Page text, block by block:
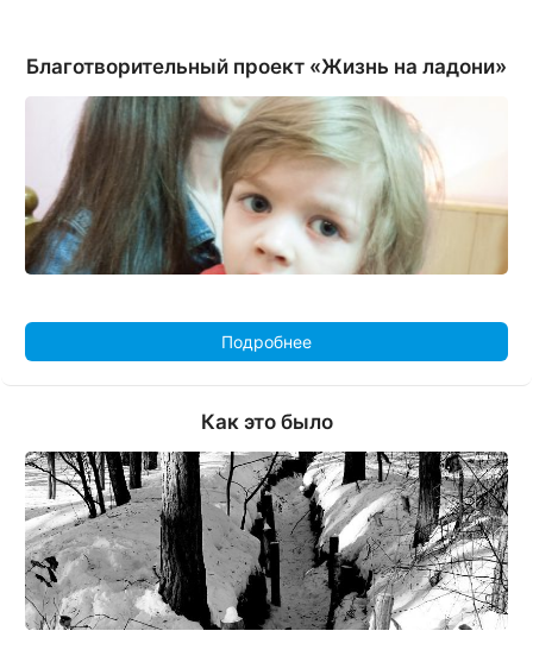
Благотворительный проект «Жизнь на ладони»
Подробнее
Как это было